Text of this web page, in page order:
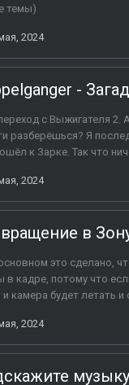
темы)
2024
-
с Выжигателя 2.
разберёшься? Я
к Зарке. Так что
2024
в
это сделано,
в кадре, потому что
и камера будет летать
2024